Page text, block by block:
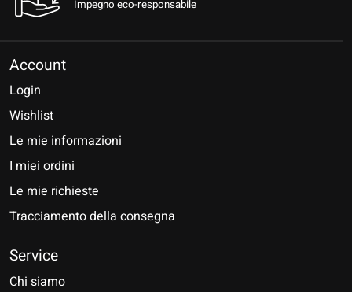
Impegno eco-responsabile
Account
Login
Wishlist
Le mie informazioni
I miei ordini
Le mie richieste
Tracciamento della consegna
Service
Chi siamo